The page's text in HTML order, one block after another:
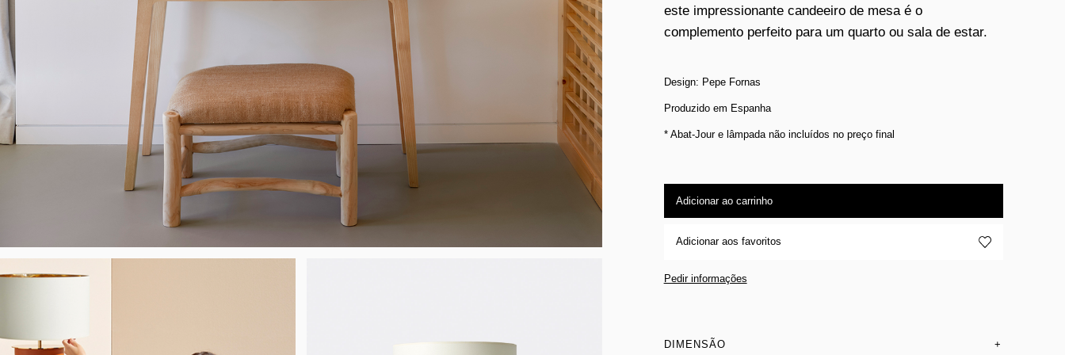
este impressionante candeeiro de mesa é o
complemento perfeito para um quarto ou sala de estar.
Design: Pepe Fornas
Produzido em Espanha
* Abat-Jour e lâmpada não incluídos no preço final
Adicionar ao carrinho
Adicionar aos favoritos
Pedir informações
DIMENSÃO +